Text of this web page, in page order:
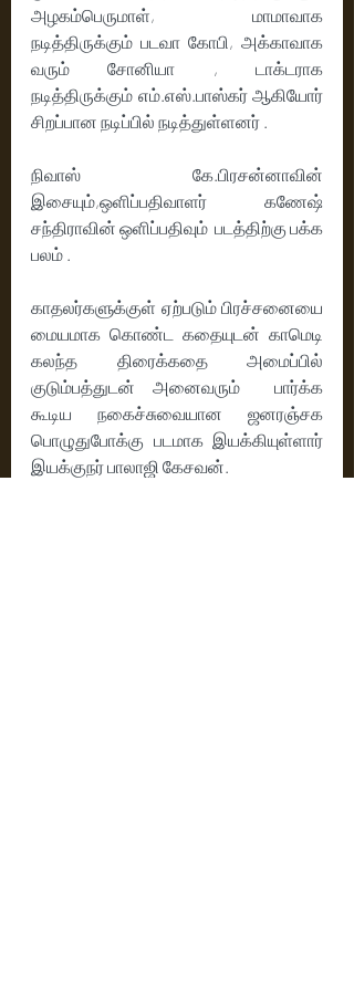
அழகம்பெருமாள், மாமாவாக
நடித்திருக்கும் படவா கோபி, அக்காவாக
வரும் சோனியா , டாக்டராக
நடித்திருக்கும் எம்.எஸ்.பாஸ்கர் ஆகியோர்
சிறப்பான நடிப்பில் நடித்துள்ளனர் .
நிவாஸ் கே.பிரசன்னாவின்
இசையும்,ஒளிப்பதிவாளர் கணேஷ்
சந்திராவின் ஒளிப்பதிவும்  படத்திற்கு பக்க
பலம் .
காதலர்களுக்குள் ஏற்படும் பிரச்சனையை
மையமாக கொண்ட கதையுடன் காமெடி
கலந்த திரைக்கதை அமைப்பில்
குடும்பத்துடன் அனைவரும்  பார்க்க
கூடிய நகைச்சுவையான ஜனரஞ்சக
பொழுதுபோக்கு படமாக இயக்கியுள்ளார்
இயக்குநர் பாலாஜி கேசவன்.